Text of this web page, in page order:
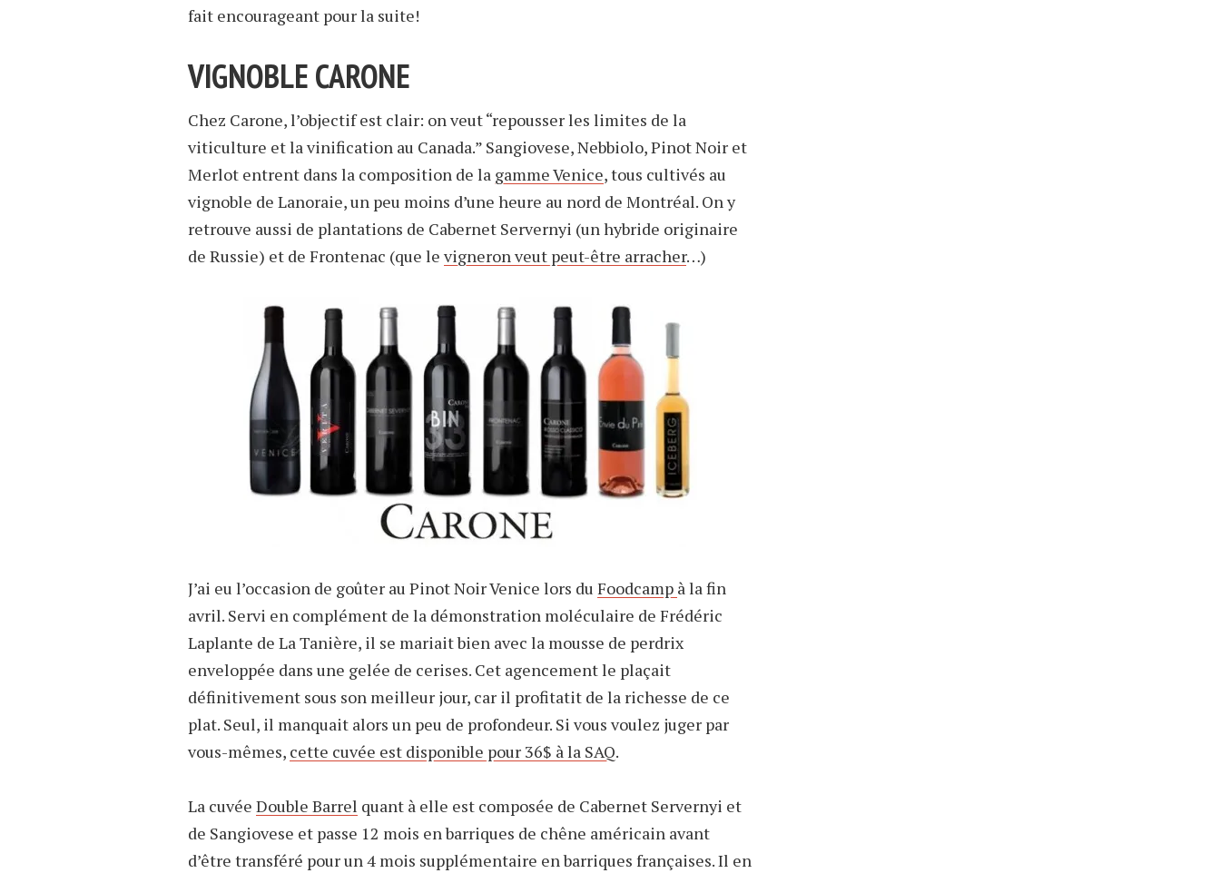
fait encourageant pour la suite!
VIGNOBLE CARONE
Chez Carone, l’objectif est clair: on veut “repousser les limites de la
viticulture et la vinification au Canada.” Sangiovese, Nebbiolo, Pinot Noir et
Merlot entrent dans la composition de la gamme Venice, tous cultivés au
vignoble de Lanoraie, un peu moins d’une heure au nord de Montréal. On y
retrouve aussi de plantations de Cabernet Servernyi (un hybride originaire
de Russie) et de Frontenac (que le vigneron veut peut-être arracher…)
J’ai eu l’occasion de goûter au Pinot Noir Venice lors du Foodcamp à la fin
avril. Servi en complément de la démonstration moléculaire de Frédéric
Laplante de La Tanière, il se mariait bien avec la mousse de perdrix
enveloppée dans une gelée de cerises. Cet agencement le plaçait
définitivement sous son meilleur jour, car il profitatit de la richesse de ce
plat. Seul, il manquait alors un peu de profondeur. Si vous voulez juger par
vous-mêmes, cette cuvée est disponible pour 36$ à la SAQ.
La cuvée Double Barrel quant à elle est composée de Cabernet Servernyi et
de Sangiovese et passe 12 mois en barriques de chêne américain avant
d’être transféré pour un 4 mois supplémentaire en barriques françaises. Il en